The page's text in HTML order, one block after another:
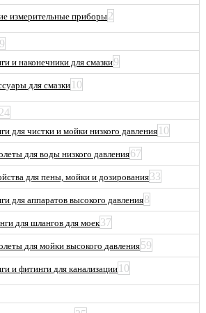
измерительные приборы2
и наконечники для смазки9
для смазки 10
для чистки и мойки низкого давления 10
для воды низкого давления67
для пены, мойки и дозирования33
для аппаратов высокого давления8
для шлангов для моек37
для мойки высокого давления59
и фитинги для канализации 10